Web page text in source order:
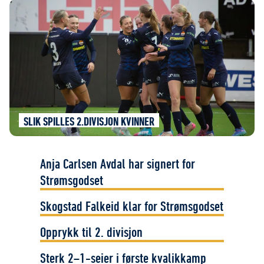
SLIK SPILLES 2.DIVISJON KVINNER
Anja Carlsen Avdal har signert for
Strømsgodset
Skogstad Falkeid klar for Strømsgodset
Opprykk til 2. divisjon
Sterk 2–1-seier i første kvalikkamp